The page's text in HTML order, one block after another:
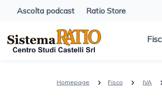
Ascolta podcast Ratio Store
Homepage Fisco IVA